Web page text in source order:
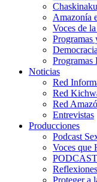
Amazonía
Voces de
Programas
Programas
Noticias
Red
Red
Red
Entrevistas
Producciones
Podcast
Voces que
PODCAST
Proteger a